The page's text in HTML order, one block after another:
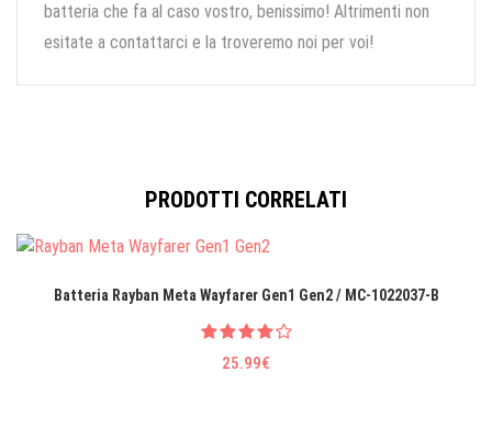
batteria che fa al caso vostro, benissimo! Altrimenti non
esitate a contattarci e la troveremo noi per voi!
PRODOTTI CORRELATI
Batteria Rayban Meta Wayfarer Gen1 Gen2 / MC-1022037-B
25.99€